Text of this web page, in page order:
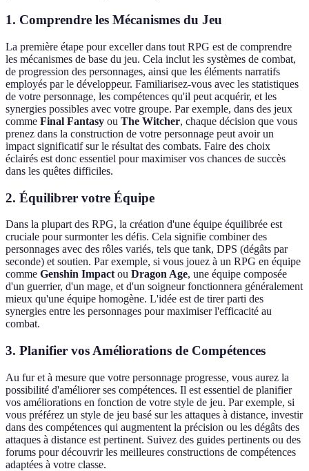
1. Comprendre les Mécanismes du Jeu
La première étape pour exceller dans tout RPG est de comprendre
les mécanismes de base du jeu. Cela inclut les systèmes de combat,
de progression des personnages, ainsi que les éléments narratifs
employés par le développeur. Familiarisez-vous avec les statistiques
de votre personnage, les compétences qu'il peut acquérir, et les
synergies possibles avec votre groupe. Par exemple, dans des jeux
comme Final Fantasy ou The Witcher, chaque décision que vous
prenez dans la construction de votre personnage peut avoir un
impact significatif sur le résultat des combats. Faire des choix
éclairés est donc essentiel pour maximiser vos chances de succès
dans les quêtes difficiles.
2. Équilibrer votre Équipe
Dans la plupart des RPG, la création d'une équipe équilibrée est
cruciale pour surmonter les défis. Cela signifie combiner des
personnages avec des rôles variés, tels que tank, DPS (dégâts par
seconde) et soutien. Par exemple, si vous jouez à un RPG en équipe
comme Genshin Impact ou Dragon Age, une équipe composée
d'un guerrier, d'un mage, et d'un soigneur fonctionnera généralement
mieux qu'une équipe homogène. L'idée est de tirer parti des
synergies entre les personnages pour maximiser l'efficacité au
combat.
3. Planifier vos Améliorations de Compétences
Au fur et à mesure que votre personnage progresse, vous aurez la
possibilité d'améliorer ses compétences. Il est essentiel de planifier
vos améliorations en fonction de votre style de jeu. Par exemple, si
vous préférez un style de jeu basé sur les attaques à distance, investir
dans des compétences qui augmentent la précision ou les dégâts des
attaques à distance est pertinent. Suivez des guides pertinents ou des
forums pour découvrir les meilleures constructions de compétences
adaptées à votre classe.